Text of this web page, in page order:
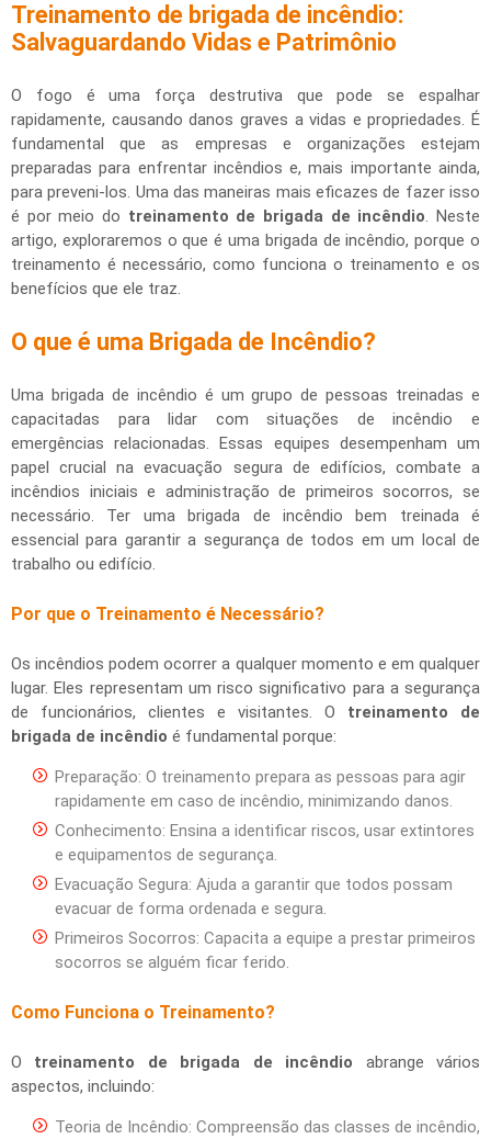
Treinamento de brigada de incêndio:
Salvaguardando Vidas e Patrimônio
O fogo é uma força destrutiva que pode se espalhar
rapidamente, causando danos graves a vidas e propriedades. É
fundamental que as empresas e organizações estejam
preparadas para enfrentar incêndios e, mais importante ainda,
para preveni-los. Uma das maneiras mais eficazes de fazer isso
é por meio do treinamento de brigada de incêndio. Neste
artigo, exploraremos o que é uma brigada de incêndio, porque o
treinamento é necessário, como funciona o treinamento e os
benefícios que ele traz.
O que é uma Brigada de Incêndio?
Uma brigada de incêndio é um grupo de pessoas treinadas e
capacitadas para lidar com situações de incêndio e
emergências relacionadas. Essas equipes desempenham um
papel crucial na evacuação segura de edifícios, combate a
incêndios iniciais e administração de primeiros socorros, se
necessário. Ter uma brigada de incêndio bem treinada é
essencial para garantir a segurança de todos em um local de
trabalho ou edifício.
Por que o Treinamento é Necessário?
Os incêndios podem ocorrer a qualquer momento e em qualquer
lugar. Eles representam um risco significativo para a segurança
de funcionários, clientes e visitantes. O treinamento de
brigada de incêndio é fundamental porque:
Preparação: O treinamento prepara as pessoas para agir
rapidamente em caso de incêndio, minimizando danos.
Conhecimento: Ensina a identificar riscos, usar extintores
e equipamentos de segurança.
Evacuação Segura: Ajuda a garantir que todos possam
evacuar de forma ordenada e segura.
Primeiros Socorros: Capacita a equipe a prestar primeiros
socorros se alguém ficar ferido.
Como Funciona o Treinamento?
O treinamento de brigada de incêndio abrange vários
aspectos, incluindo:
Teoria de Incêndio: Compreensão das classes de incêndio,